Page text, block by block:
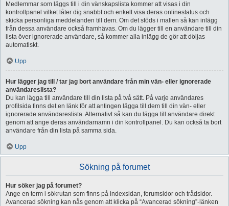
Medlemmar som läggs till i din vänskapslista kommer att visas i din
kontrollpanel vilket låter dig snabbt och enkelt visa deras onlinestatus och
skicka personliga meddelanden till dem. Om det stöds i mallen så kan inlägg
från dessa användare också framhävas. Om du lägger till en användare till din
lista över ignorerade användare, så kommer alla inlägg de gör att döljas
automatiskt.
Upp
Hur lägger jag till / tar jag bort användare från min vän- eller ignorerade
användareslista?
Du kan lägga till användare till din lista på två sätt. På varje användares
profilsida finns det en länk för att antingen lägga till dem till din vän- eller
ignorerade användareslista. Alternativt så kan du lägga till användare direkt
genom att ange deras användarnamn i din kontrollpanel. Du kan också ta bort
användare från din lista på samma sida.
Upp
Sökning på forumet
Hur söker jag på forumet?
Ange en term i sökrutan som finns på indexsidan, forumsidor och trådsidor.
Avancerad sökning kan nås genom att klicka på “Avancerad sökning”-länken